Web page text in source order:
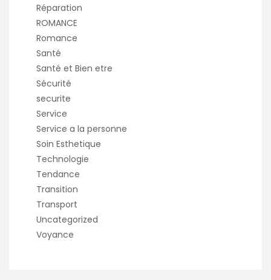
Réparation
ROMANCE
Romance
Santé
Santé et Bien etre
Sécurité
securite
Service
Service a la personne
Soin Esthetique
Technologie
Tendance
Transition
Transport
Uncategorized
Voyance